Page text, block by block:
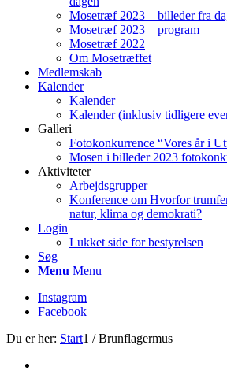
Mosetræf 2023 – billeder fra
Mosetræf 2023 – program
Mosetræf 2022
Om Mosetræffet
Medlemskab
Kalender
Kalender
Kalender (inklusiv tidligere
Galleri
Fotokonkurrence “Vores år i
Mosen i billeder 2023
Aktiviteter
Arbejdsgrupper
Konference om Hvorfor
natur, klima og demokrati?
Login
Lukket side for bestyrelsen
Søg
Menu Menu
Instagram
Facebook
Du er her: Start1 / Brunflagermus